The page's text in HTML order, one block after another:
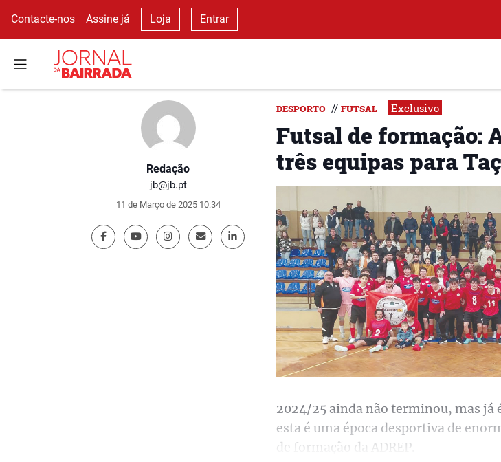
Contacte-nos Assine já Loja Entrar
Redação
jb@jb.pt
11 de Março de 2025 10:34
DESPORTO // FUTSAL Exclusivo
Futsal de formação:
três equipas para
2024/25 ainda não terminou, mas já
esta é uma época desportiva de
de formação da ADREP.